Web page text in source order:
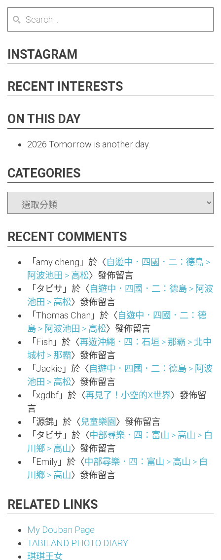
INSTAGRAM
RECENT INTERESTS
ON THIS DAY
2026 Tomorrow is another day.
CATEGORIES
RECENT COMMENTS
「 amy cheng 」於〈自遊中．四國．二：德島 >
阿波池田 > 高松〉發佈留言
「 タビサ 」於〈自遊中．四國．二：德島 > 阿波
池田 > 高松〉發佈留言
「Thomas Chan 」於〈自遊中．四國．二：德
島 > 阿波池田 > 高松〉發佈留言
「 Fish 」於〈再遊沖繩．四：石垣 > 那霸 > 北中
城村 > 那霸〉發佈留言
「 Jackie 」於〈自遊中．四國．二：德島 > 阿波
池田 > 高松〉發佈留言
「xgdbf 」於〈再見了！小空的X世界〉發佈留
言
「 源錦 」於〈兒童樂園〉發佈留言
「 タビサ 」於〈中部尋樂．四：富山 > 高山 > 白
川鄉 > 高山〉發佈留言
「 Emily 」於〈中部尋樂．四：富山 > 高山 > 白
川鄉 > 高山〉發佈留言
RELATED LINKS
My Douban Page
TABILAND PHOTO DIARY
琪琪王女